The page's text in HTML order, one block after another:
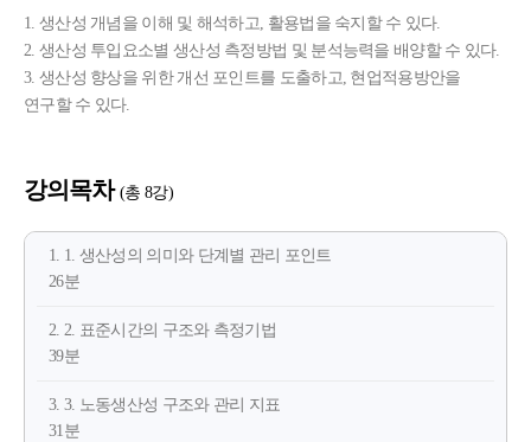
1. 생산성 개념을 이해 및 해석하고, 활용법을 숙지할 수 있다.
2. 생산성 투입요소별 생산성 측정방법 및 분석능력을 배양할 수 있다.
3. 생산성 향상을 위한 개선 포인트를 도출하고, 현업적용방안을
연구할 수 있다.
강의목차 (총 8강)
1. 1. 생산성의 의미와 단계별 관리 포인트
26분
2. 2. 표준시간의 구조와 측정기법
39분
3. 3. 노동생산성 구조와 관리 지표
31분